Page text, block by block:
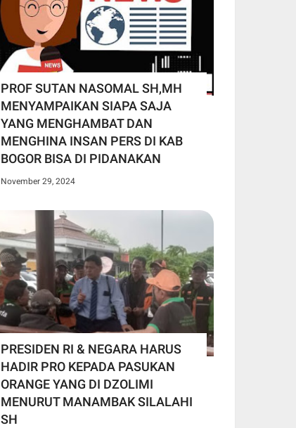
PROF SUTAN NASOMAL SH,MH
MENYAMPAIKAN SIAPA SAJA
YANG MENGHAMBAT DAN
MENGHINA INSAN PERS DI KAB
BOGOR BISA DI PIDANAKAN
November 29, 2024
PRESIDEN RI & NEGARA HARUS
HADIR PRO KEPADA PASUKAN
ORANGE YANG DI DZOLIMI
MENURUT MANAMBAK SILALAHI
SH